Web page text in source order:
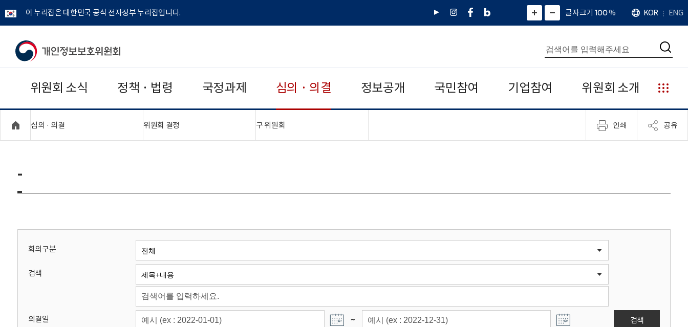
이 누리집은 대한민국 공식 전자정부 누리집입니다.
유
인
페
네
그
)
화
면
면
소
확
대
치
글자크기 100%
언
어
KOR ENG
개
보
보
위
회
통
합
검
색
검
위원회 소식 정책 · 법령 국정과제 심의 · 의결 정보공개 국민참여 기업참여 위원회 소개
누
리
집
안
심의 · 의결 위원회 결정 구 위원회 인쇄 공유
-
회의구분
검색
의결일 ~ 검색